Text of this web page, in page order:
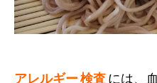
アレルギー 検査には、